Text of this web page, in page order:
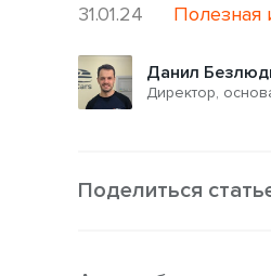
31.01.24 Полезная
Данил
Директор,
Поделиться